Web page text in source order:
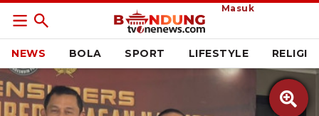
Masuk
NEWS BOLA SPORT LIFESTYLE RELIGI
